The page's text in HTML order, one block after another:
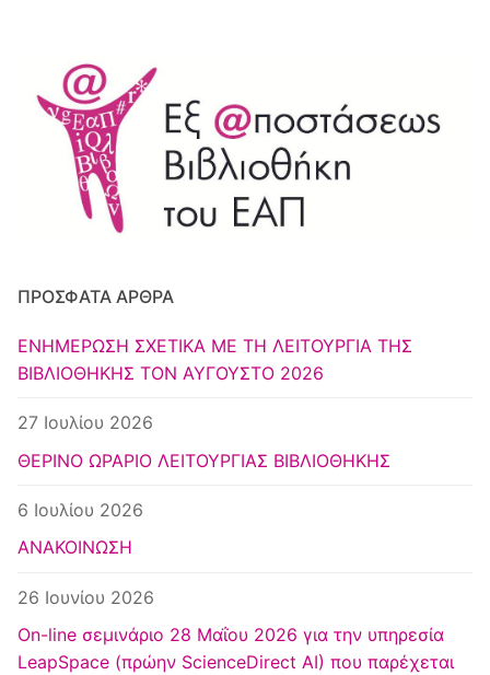
ΠΡΌΣΦΑΤΑ ΆΡΘΡΑ
ΕΝΗΜΕΡΩΣΗ ΣΧΕΤΙΚΑ ΜΕ ΤΗ ΛΕΙΤΟΥΡΓΙΑ ΤΗΣ
ΒΙΒΛΙΟΘΗΚΗΣ ΤΟΝ ΑΥΓΟΥΣΤΟ 2026
27 Ιουλίου 2026
ΘΕΡΙΝΟ ΩΡΑΡΙΟ ΛΕΙΤΟΥΡΓΙΑΣ ΒΙΒΛΙΟΘΗΚΗΣ
6 Ιουλίου 2026
ΑΝΑΚΟΙΝΩΣΗ
26 Ιουνίου 2026
Οn-line σεμινάριο 28 Μαΐου 2026 για την υπηρεσία
LeapSpace (πρώην ScienceDirect AI) που παρέχεται